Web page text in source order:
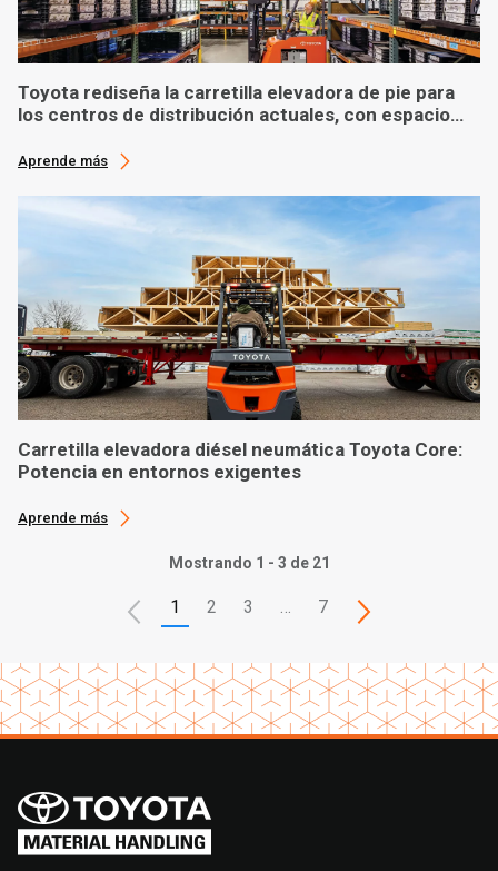
Toyota rediseña la carretilla elevadora de pie para
los centros de distribución actuales, con espacio
Aprende más
Carretilla elevadora diésel neumática Toyota Core:
Potencia en entornos exigentes
Aprende más
Mostrando 1 - 3 de 21
1 2 3 7